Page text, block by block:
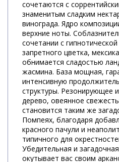
сочетаются с
знаменитым сладким
винограда. Ядро
верхние ноты.
сочетании с
запретного цветка,
обнимается сладостью
жасмина. База мощная,
интенсивную
структуры. Резонирующее
дерево, овеянное
становится таким же
Помпеях, благодаря
красного пачули и
типичного для
Убедительная и
окутывает вас своим